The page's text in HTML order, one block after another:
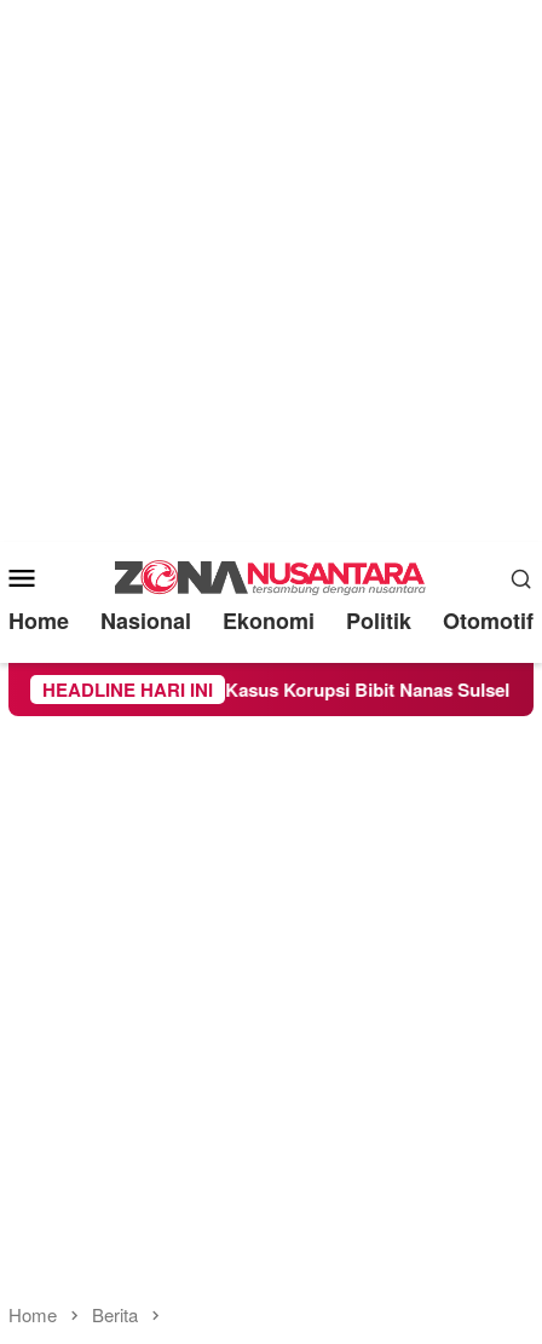
Mobile
Menu
Home Nasional Ekonomi Politik Otomotif
HEADLINE HARI INI
Kasus Korupsi Bibit Nanas Sulsel Rp 52,4 Miliar
Home Berita